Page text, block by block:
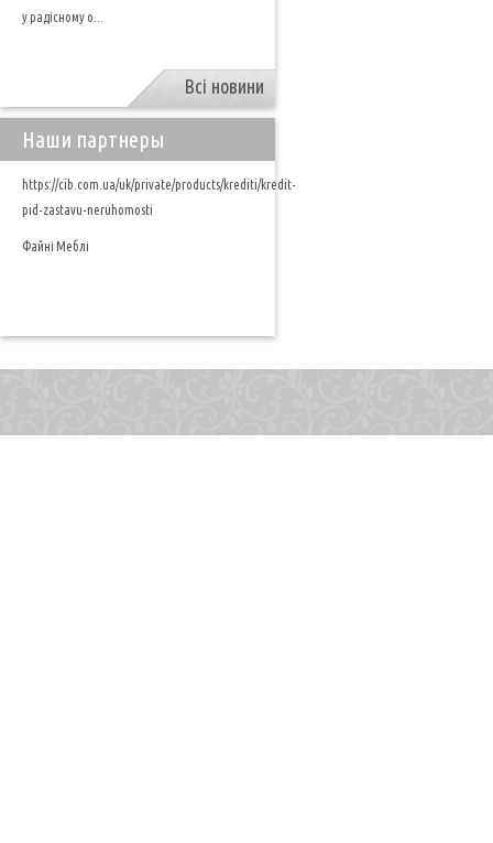
у радісному о...
Всі новини
Наши партнеры
https://cib.com.ua/uk/private/products/krediti/kredit-
pid-zastavu-neruhomosti
Файні Меблі